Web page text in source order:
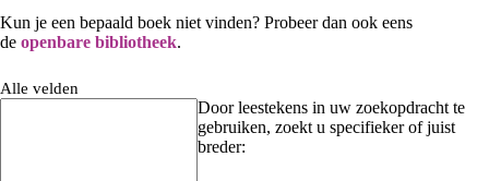
Kun je een bepaald boek niet vinden? Probeer dan ook eens
de openbare bibliotheek.
Alle velden
Door leestekens in uw zoekopdracht te
gebruiken, zoekt u specifieker of juist
breder: